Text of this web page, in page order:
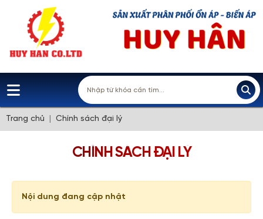
Trang chủ Chính sách đại lý
CHÍNH SÁCH ĐẠI LÝ
Nội dung đang cập nhật